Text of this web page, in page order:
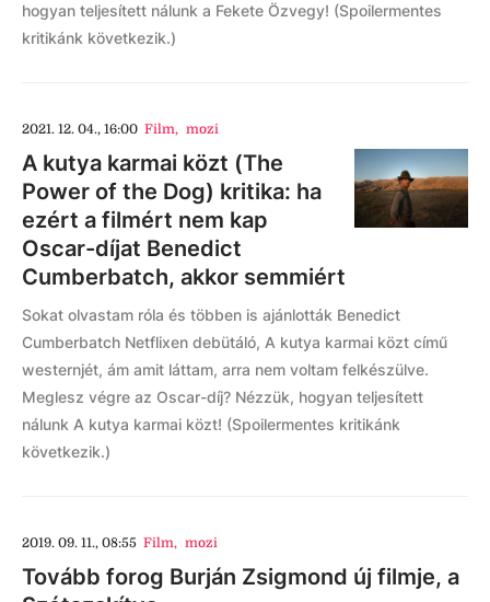
hogyan teljesített nálunk a Fekete Özvegy! (Spoilermentes
kritikánk következik.)
2021. 12. 04., 16:00 Film, mozi
A kutya karmai közt (The
Power of the Dog) kritika: ha
ezért a filmért nem kap
Oscar-díjat Benedict
Cumberbatch, akkor semmiért
Sokat olvastam róla és többen is ajánlották Benedict
Cumberbatch Netflixen debütáló, A kutya karmai közt című
westernjét, ám amit láttam, arra nem voltam felkészülve.
Meglesz végre az Oscar-díj? Nézzük, hogyan teljesített
nálunk A kutya karmai közt! (Spoilermentes kritikánk
következik.)
2019. 09. 11., 08:55 Film, mozi
Tovább forog Burján Zsigmond új filmje, a